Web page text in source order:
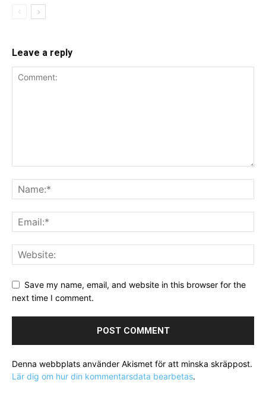
Leave a reply
Save my name, email, and website in this browser for the
next time I comment.
Denna webbplats använder Akismet för att minska skräppost.
Lär dig om hur din kommentarsdata bearbetas.